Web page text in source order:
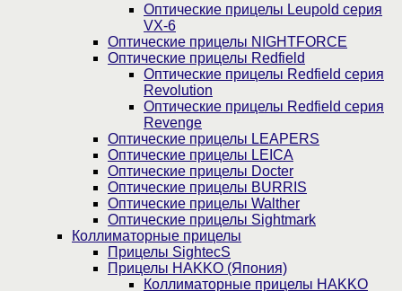
Оптические прицелы Leupold серия
VX-6
Оптические прицелы NIGHTFORCE
Оптические прицелы Redfield
Оптические прицелы Redfield серия
Revolution
Оптические прицелы Redfield серия
Revenge
Оптические прицелы LEAPERS
Оптические прицелы LEICA
Оптические прицелы Docter
Оптические прицелы BURRIS
Оптические прицелы Walther
Оптические прицелы Sightmark
Коллиматорные прицелы
Прицелы SightecS
Прицелы HAKKO (Япония)
Коллиматорные прицелы HAKKO